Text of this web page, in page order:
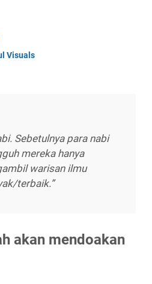
Visuals
Sebetulnya para nabi
mereka hanya
warisan ilmu
terbaik.”
akan mendoakan